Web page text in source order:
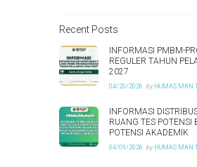
Recent Posts
INFORMASI PMBM-
REGULER TAHUN
2027
04/20/2026 by HUMAS MAN
INFORMASI
RUANG TES POTENSI
POTENSI AKADEMIK
04/09/2026 by HUMAS MAN